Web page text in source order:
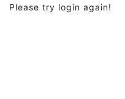
Please try login again!